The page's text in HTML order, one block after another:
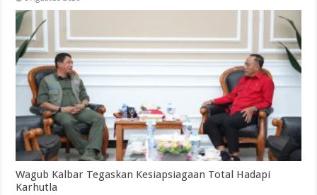
Wagub Kalbar Tegaskan Kesiapsiagaan Total Hadapi
Karhutla